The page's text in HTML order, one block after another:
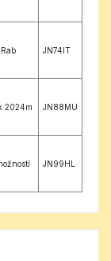
JN74IT
2024m JN88MU
JN99HL